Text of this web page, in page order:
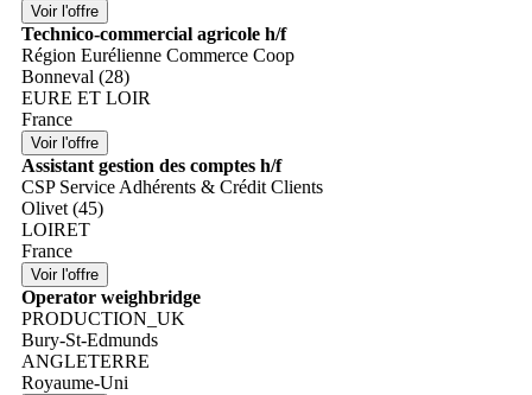
Technico-commercial agricole h/f
Région Eurélienne Commerce Coop
Bonneval (28)
EURE ET LOIR
France
Assistant gestion des comptes h/f
CSP Service Adhérents & Crédit Clients
Olivet (45)
LOIRET
France
Operator weighbridge
PRODUCTION_UK
Bury-St-Edmunds
ANGLETERRE
Royaume-Uni